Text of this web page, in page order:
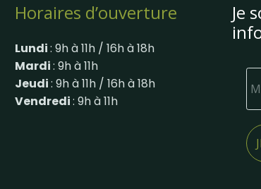
Horaires d’ouverture
Lundi: 9h à 11h / 16h à 18h
Mardi: 9h à 11h
Jeudi: 9h à 11h / 16h à 18h
Vendredi: 9h à 11h
Je